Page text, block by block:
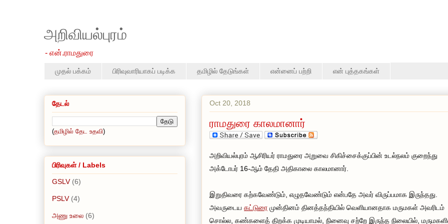
அறிவியல்புரம்
- என்.ராமதுரை
முதல் பக்கம் பிரிவுவாரியாகப் படிக்க தமிழில் தேடுங்கள் என்னைப் பற்றி என் புத்தகங்கள்
Oct 20, 2018
ராமதுரை காலமானார்
அறிவியல்புரம் ஆசிரியர் ராமதுரை அறுவை சிகிச்சைக்குப்பின் உடல்நலம் குறைந்து
அக்டோபர் 16-ஆம் தேதி அதிகாலை காலமானார்.
இறுதிவரை கற்கவேண்டும், எழுதவேண்டும் என்பதே அவர் விருப்பமாக இருந்தது.
அவருடைய கட்டுரை முன்தினம் தினத்தந்தியில் வெளியானதாக மருமகள் அவரிடம்
சொல்ல, கண்களைத் திறக்க முடியாமல், நினைவு சற்றே இருந்த நிலையில்,
தேடல்
(தமிழில் தேட உதவி)
பிரிவுகள் / Labels
GSLV (6)
PSLV (4)
அணு உலை (6)